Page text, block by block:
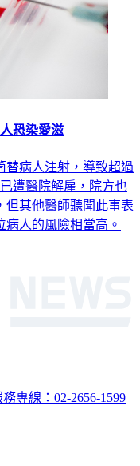
恐染愛滋
替病人注射，導致超過
遭醫院解雇，院方也
但其他醫師聽聞此事表
人的風險相當高。
專線：02-2656-1599